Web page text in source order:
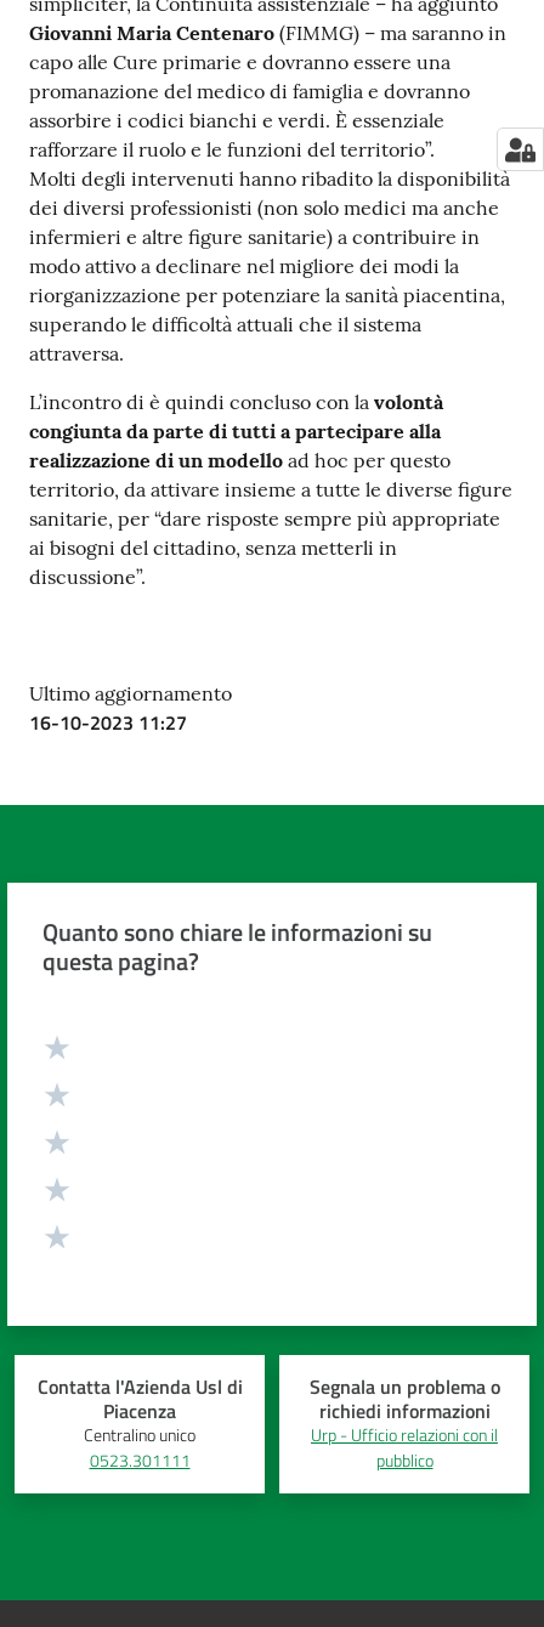
Giovanni Maria Centenaro (FIMMG) – ma saranno in
capo alle Cure primarie e dovranno essere una
promanazione del medico di famiglia e dovranno
assorbire i codici bianchi e verdi. È essenziale
rafforzare il ruolo e le funzioni del territorio”.
Molti degli intervenuti hanno ribadito la disponibilità
dei diversi professionisti (non solo medici ma anche
infermieri e altre figure sanitarie) a contribuire in
modo attivo a declinare nel migliore dei modi la
riorganizzazione per potenziare la sanità piacentina,
superando le difficoltà attuali che il sistema
attraversa.
L’incontro di è quindi concluso con la volontà
congiunta da parte di tutti a partecipare alla
realizzazione di un modello ad hoc per questo
territorio, da attivare insieme a tutte le diverse figure
sanitarie, per “dare risposte sempre più appropriate
ai bisogni del cittadino, senza metterli in
discussione”.
Ultimo aggiornamento
16-10-2023 11:27
Quanto sono chiare le informazioni su
questa pagina?
Contatta l'Azienda Usl di
Piacenza
Centralino unico
0523.301111
Segnala un problema o
richiedi informazioni
Urp - Ufficio relazioni con il
pubblico